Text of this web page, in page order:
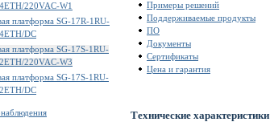
220VAC-W1
платформа SG-17R-1RU-
DC
платформа SG-17S-1RU-
220VAC-W3
платформа SG-17S-1RU-
DC
Примеры решений
Поддерживаемые продукты
ПО
Документы
Сертификаты
Цена и гарантия
Технические характеристики